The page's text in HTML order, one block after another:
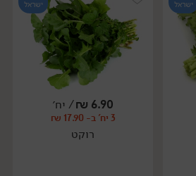
יח׳
ישראל
ישראל
6.90
₪/ יח׳
3 יח' ב- 17.90 ₪
רוקט